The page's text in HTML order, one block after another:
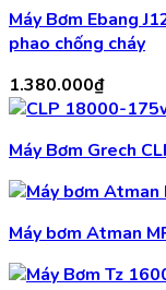
Máy Bơm Ebang
phao chống cháy
1.380.000₫
Máy Bơm Grech
Máy bơm Atman